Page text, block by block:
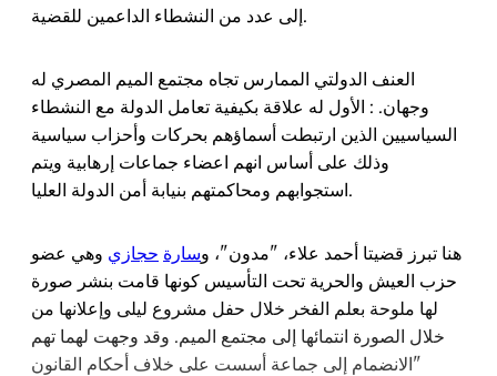
إلى عدد من النشطاء الداعمين للقضية.
العنف الدولتي الممارس تجاه مجتمع الميم المصري له
وجهان. : الأول له علاقة بكيفية تعامل الدولة مع النشطاء
السياسيين الذين ارتبطت أسماؤهم بحركات وأحزاب سياسية
وذلك على أساس انهم اعضاء جماعات إرهابية ويتم
استجوابهم ومحاكمتهم بنيابة أمن الدولة العليا.
هنا تبرز قضيتا أحمد علاء، "مدون"، وسارة حجازي وهي عضو
حزب العيش والحرية تحت التأسيس كونها قامت بنشر صورة
لها ملوحة بعلم الفخر خلال حفل مشروع ليلى وإعلانها من
خلال الصورة انتمائها إلى مجتمع الميم. وقد وجهت لهما تهم
"الانضمام إلى جماعة أسست على خلاف أحكام القانون